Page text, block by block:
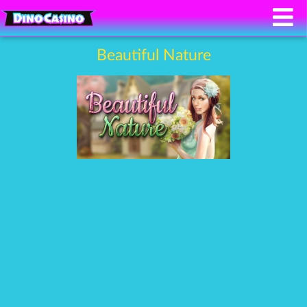
Beautiful Nature